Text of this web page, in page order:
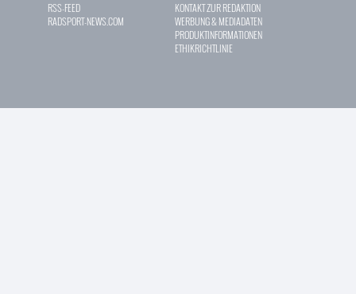
RSS-FEED
RADSPORT-NEWS.COM
KONTAKT ZUR REDAKTION
WERBUNG & MEDIADATEN
PRODUKTINFORMATIONEN
ETHIKRICHTLINIE